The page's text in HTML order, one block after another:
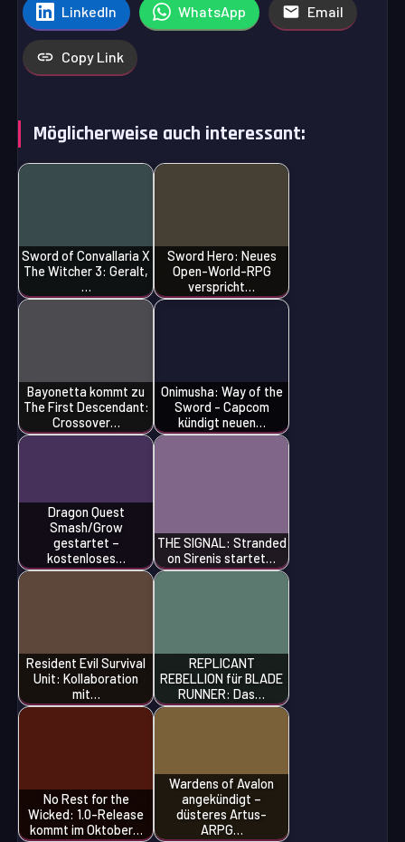
LinkedIn WhatsApp Email
Copy Link
Möglicherweise auch interessant:
Sword of Convallaria X
The Witcher 3: Geralt,
…
Sword Hero: Neues
Open-World-RPG
verspricht…
Bayonetta kommt zu
The First Descendant:
Crossover…
Onimusha: Way of the
Sword - Capcom
kündigt neuen…
Dragon Quest
Smash/Grow
gestartet –
kostenloses…
THE SIGNAL: Stranded
on Sirenis startet…
Resident Evil Survival
Unit: Kollaboration
mit…
REPLICANT
REBELLION für BLADE
RUNNER: Das…
No Rest for the
Wicked: 1.0-Release
kommt im Oktober…
Wardens of Avalon
angekündigt –
düsteres Artus-
ARPG…